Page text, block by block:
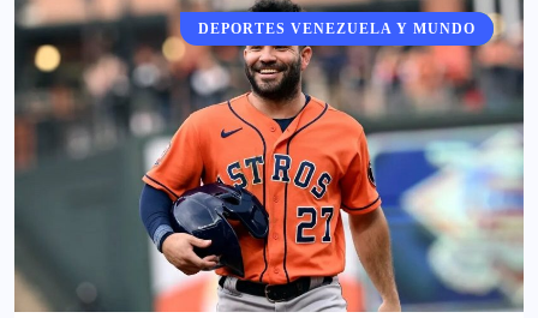
DEPORTES
DEPORTES VENEZUELA Y MUNDO